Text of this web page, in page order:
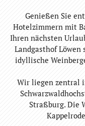
Genießen Sie
Hotelzimmern mit
Ihren nächsten
Landgasthof
idyllische
Wir liegen zentral
Straßburg. Die